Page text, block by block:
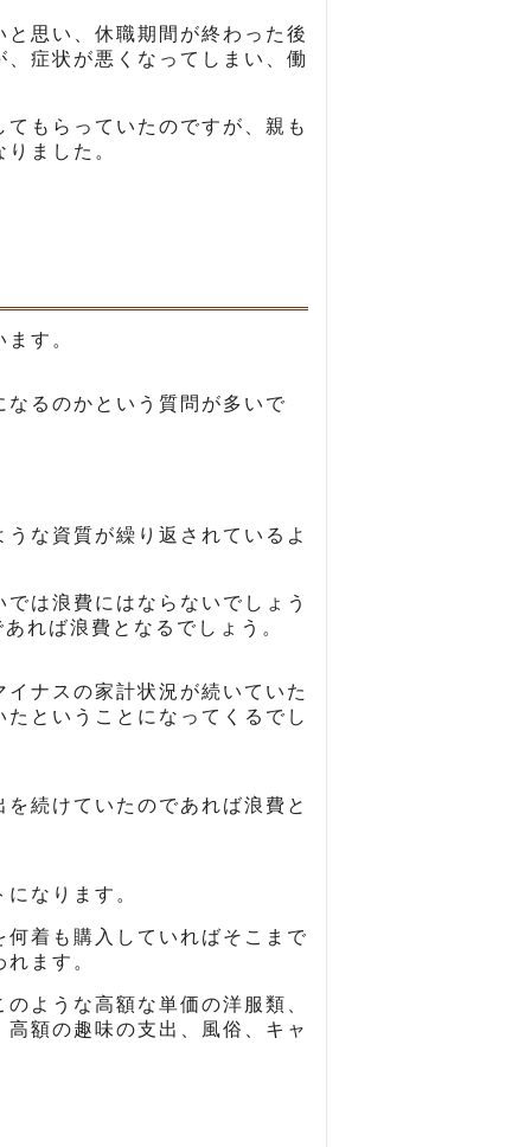
思い、休職期間が終わった後
症状が悪くなってしまい、働
もらっていたのですが、親も
ました。
す。
るのかという質問が多いで
な資質が繰り返されているよ
は浪費にはならないでしょう
れば浪費となるでしょう。
ナスの家計状況が続いていた
ということになってくるでし
続けていたのであれば浪費と
なります。
着も購入していればそこまで
ます。
ような高額な単価の洋服類、
額の趣味の支出、風俗、キャ